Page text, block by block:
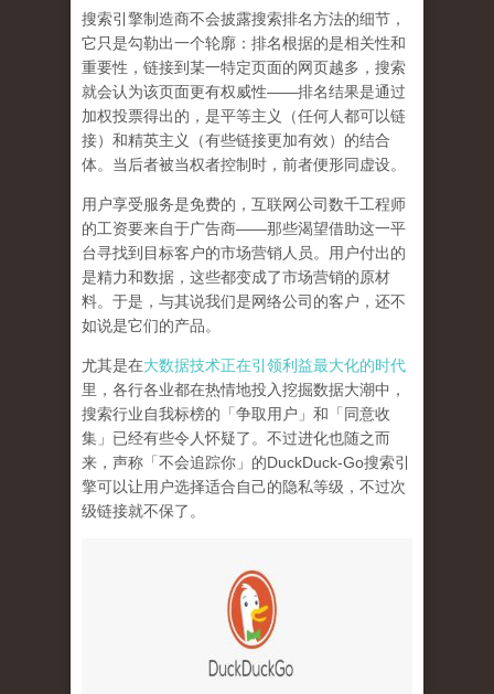
搜索引擎制造商不会披露搜索排名方法的细节，
它只是勾勒出一个轮廓：排名根据的是相关性和
重要性，链接到某一特定页面的网页越多，搜索
就会认为该页面更有权威性——排名结果是通过
加权投票得出的，是平等主义（任何人都可以链
接）和精英主义（有些链接更加有效）的结合
体。 当后者被当权者控制时，前者便形同虚设。
用户享受服务是免费的，互联网公司数千工程师
的工资要来自于广告商——那些渴望借助这一平
台寻找到目标客户的市场营销人员。用户付出的
是精力和数据，这些都变成了市场营销的原材
料。于是， 与其说我们是网络公司的客户，还不
如说是它们的产品。
尤其是在大数据技术正在引领利益最大化的时代
里，各行各业都在热情地投入挖掘数据大潮中，
搜索行业自我标榜的「争取用户」和「同意收
集」已经有些令人怀疑了。不过进化也随之而
来，声称「不会追踪你」的DuckDuck-Go搜索引
擎可以让用户选择适合自己的隐私等级，不过次
级链接就不保了。